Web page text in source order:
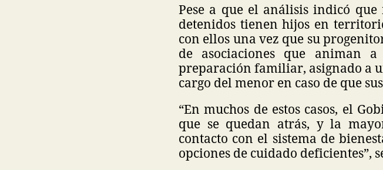
Pese a que el análisis indicó
detenidos tienen hijos en
con ellos una vez que su
de asociaciones que animan
preparación familiar, asignado a
cargo del menor en caso de que
“En muchos de estos casos, el
que se quedan atrás, y la
contacto con el sistema de
opciones de cuidado deficientes”,